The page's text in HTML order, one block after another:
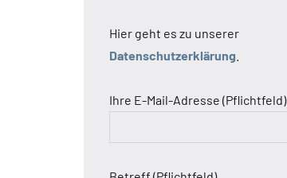
Hier geht es zu unserer
Datenschutzerklärung
Ihre E-Mail-Adresse (Pflichtfeld)